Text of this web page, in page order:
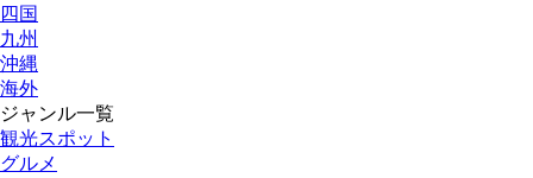
四国
九州
沖縄
海外
ジャンル一覧
観光スポット
グルメ